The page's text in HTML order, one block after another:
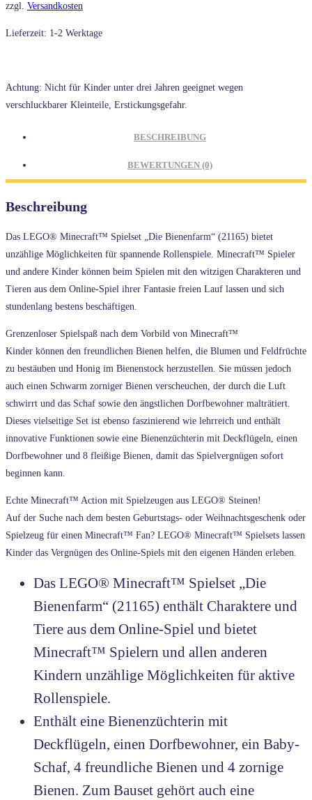
zzgl. Versandkosten
Lieferzeit: 1-2 Werktage
Achtung: Nicht für Kinder unter drei Jahren geeignet wegen
verschluckbarer Kleinteile, Erstickungsgefahr.
BESCHREIBUNG
BEWERTUNGEN (0)
Beschreibung
Das LEGO® Minecraft™ Spielset „Die Bienenfarm“ (21165) bietet
unzählige Möglichkeiten für spannende Rollenspiele. Minecraft™ Spieler
und andere Kinder können beim Spielen mit den witzigen Charakteren und
Tieren aus dem Online-Spiel ihrer Fantasie freien Lauf lassen und sich
stundenlang bestens beschäftigen.
Grenzenloser Spielspaß nach dem Vorbild von Minecraft™
Kinder können den freundlichen Bienen helfen, die Blumen und Feldfrüchte
zu bestäuben und Honig im Bienenstock herzustellen. Sie müssen jedoch
auch einen Schwarm zorniger Bienen verscheuchen, der durch die Luft
schwirrt und das Schaf sowie den ängstlichen Dorfbewohner malträtiert.
Dieses vielseitige Set ist ebenso faszinierend wie lehrreich und enthält
innovative Funktionen sowie eine Bienenzüchterin mit Deckflügeln, einen
Dorfbewohner und 8 fleißige Bienen, damit das Spielvergnügen sofort
beginnen kann.
Echte Minecraft™ Action mit Spielzeugen aus LEGO® Steinen!
Auf der Suche nach dem besten Geburtstags- oder Weihnachtsgeschenk oder
Spielzeug für einen Minecraft™ Fan? LEGO® Minecraft™ Spielsets lassen
Kinder das Vergnügen des Online-Spiels mit den eigenen Händen erleben.
Das LEGO® Minecraft™ Spielset „Die
Bienenfarm“ (21165) enthält Charaktere und
Tiere aus dem Online-Spiel und bietet
Minecraft™ Spielern und allen anderen
Kindern unzählige Möglichkeiten für aktive
Rollenspiele.
Enthält eine Bienenzüchterin mit
Deckflügeln, einen Dorfbewohner, ein Baby-
Schaf, 4 freundliche Bienen und 4 zornige
Bienen. Zum Bauset gehört auch eine